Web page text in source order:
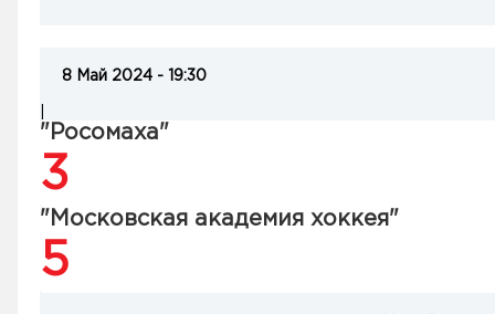
8 Май 2024 - 19:30
"Росомаха"
3
"Московская академия хоккея"
5